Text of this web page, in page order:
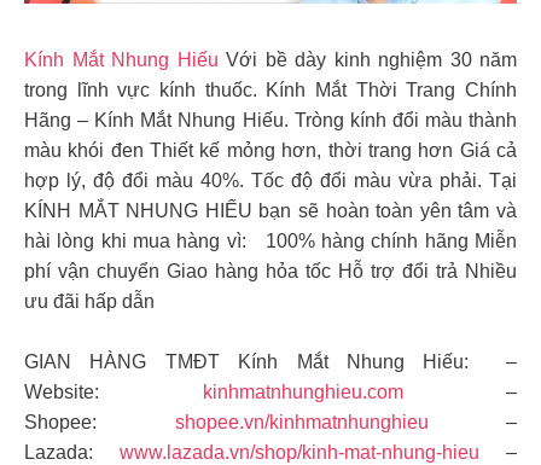
Kính Mắt Nhung Hiếu Với bề dày kinh nghiệm 30 năm
trong lĩnh vực kính thuốc. Kính Mắt Thời Trang Chính
Hãng – Kính Mắt Nhung Hiếu. Tròng kính đổi màu thành
màu khói đen Thiết kế mỏng hơn, thời trang hơn Giá cả
hợp lý, độ đổi màu 40%. Tốc độ đổi màu vừa phải. Tại
KÍNH MẮT NHUNG HIẾU bạn sẽ hoàn toàn yên tâm và
hài lòng khi mua hàng vì: 100% hàng chính hãng Miễn
phí vận chuyển Giao hàng hỏa tốc Hỗ trợ đổi trả Nhiều
ưu đãi hấp dẫn
GIAN HÀNG TMĐT Kính Mắt Nhung Hiếu: –
Website:
kinhmatnhunghieu.com–
Shopee: shopee.vn/kinhmatnhunghieu –
Lazada: www.lazada.vn/shop/kinh-mat-nhung-hieu –